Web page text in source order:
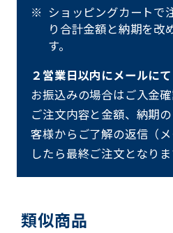
ショッピングカートで
り合計金額と納期を改
す。
２営業日以内にメールにて
お振込みの場合はご入金
ご注文内容と金額、納期
客様からご了解の返信（
したら最終ご注文となりま
類似商品